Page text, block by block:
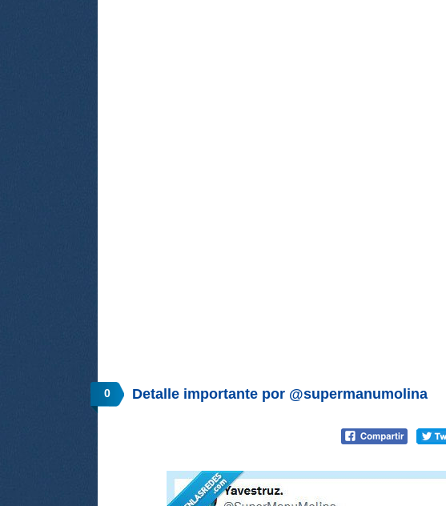
0 Detalle importante por @supermanumolina